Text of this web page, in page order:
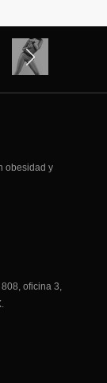
obesidad y
oficina 3,